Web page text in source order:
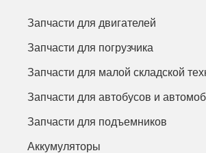
Запчасти для двигателей
Запчасти для погрузчика
Запчасти для малой складской
Запчасти для автобусов и
Запчасти для подъемников
Аккумуляторы